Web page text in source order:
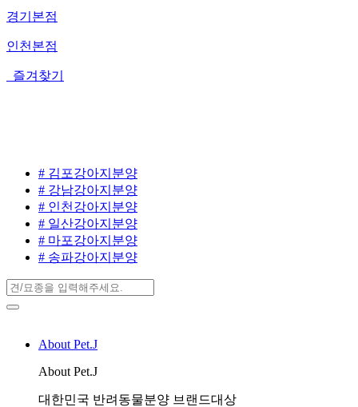
경기본점
인천본점
즐겨찾기
# 김포강아지분양
# 강남강아지분양
# 인천강아지분양
# 일산강아지분양
# 마포강아지분양
# 송파강아지분양
About Pet.J
About Pet.J
대한민국 반려동물분양 브랜드대상